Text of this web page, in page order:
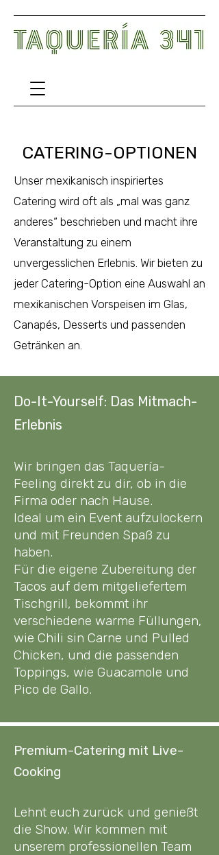
CATERING-OPTIONEN
Unser mexikanisch inspiriertes
Catering wird oft als „mal was ganz
anderes“ beschrieben und macht ihre
Veranstaltung zu einem
unvergesslichen Erlebnis. Wir bieten zu
jeder Catering-Option eine Auswahl an
mexikanischen Vorspeisen im Glas,
Canapés, Desserts und passenden
Getränken an.
Do-It-Yourself: Das Mitmach-
Erlebnis
Wir bringen das Taquería-
Feeling direkt zu dir, ob in die
Firma oder nach Hause.
Ideal um ein Event aufzulockern
und mit Freunden Spaß zu
haben.
Für die eigene Zubereitung der
Tacos auf dem mitgeliefertem
Tischgrill, bekommt ihr
verschiedene warme Füllungen,
wie Chili sin Carne und Pulled
Chicken, und die passenden
Toppings, wie Guacamole und
Pico de Gallo.​
Premium-Catering mit Live-
Cooking
Lehnt euch zurück und genießt
die Show. Wir kommen mit
unserem professionellen Team